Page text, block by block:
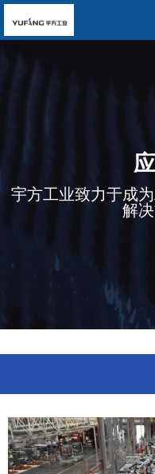
宇方工业致力于成
解